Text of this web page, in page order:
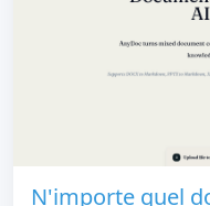
N'importe quel